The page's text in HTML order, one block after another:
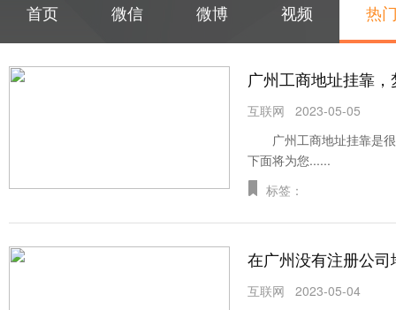
首页 微信 微博 视频 热
广州工商地址挂靠
互联网
2023-05-05
广州工商地址挂靠是很
下面将为您......
标签：
在广州没有注册公
互联网
2023-05-04